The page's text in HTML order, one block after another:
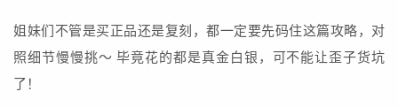
姐妹们不管是买正品还是复刻，都一定要先码住这篇攻略，对
照细节慢慢挑～ 毕竟花的都是真金白银，可不能让歪子货坑
了！